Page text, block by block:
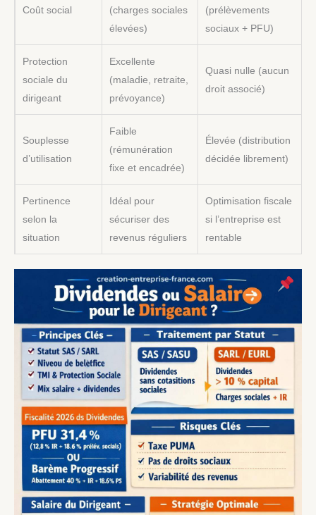
Coût social
(charges sociales
élevées)
(prélèvements
sociaux + PFU)
Protection
sociale du
dirigeant
Excellente
(maladie, retraite,
prévoyance)
Quasi nulle (aucun
droit associé)
Souplesse
d’utilisation
Faible
(rémunération
fixe et encadrée)
Élevée (distribution
décidée librement)
Pertinence
selon la
situation
Idéal pour
sécuriser des
revenus réguliers
Optimisation fiscale
si l’entreprise est
rentable